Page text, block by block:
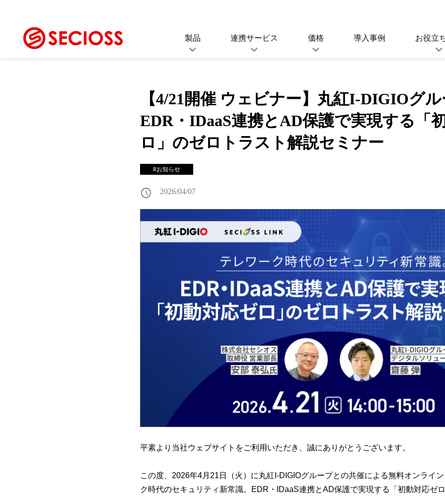
製品
(IDaaS)
Secioss Identity
統合ID管理ソフトウェア
Secioss Access
Manager Enterprise
連携サービス
ID同期対応サービス
統合ID管理、プロビジョニングなど
セキュリティ連携サービ
価格
(IDaaS)
ゼロトラスト強化ライセ
ンス
SeciossLink(IDaaS)
SAMEの価格
導入事例 お役立
資料ダウンロ
【4/21開催 ウェビナー】丸紅I-DIGIOグル
EDR・IDaaS連携とAD保護で実現する「
ロ」のゼロトラスト解説セミナー
#お知らせ
schedule 2026/04/07
平素より当社ウェブサイトをご利用いただき、誠にありがとうございます。
この度、2026年4月21日（火）に丸紅I-DIGIOグループとの共催による無料オンライン
ク時代のセキュリティ新常識。EDR・IDaaS連携とAD保護で実現する「初動対応ゼ